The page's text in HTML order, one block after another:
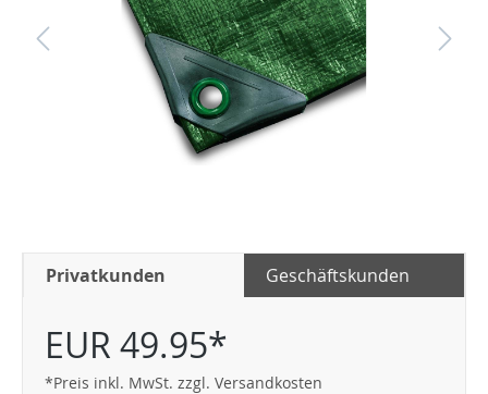
Privatkunden Geschäftskunden
EUR 49.95*
*Preis inkl. MwSt. zzgl. Versandkosten